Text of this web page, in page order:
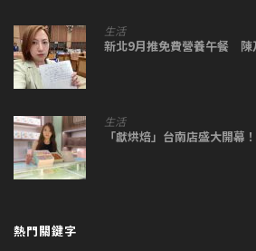
生活
新北9月推免費營養午餐 陳
生活
「獻烘焙」台南店盛大開幕
熱門關鍵字